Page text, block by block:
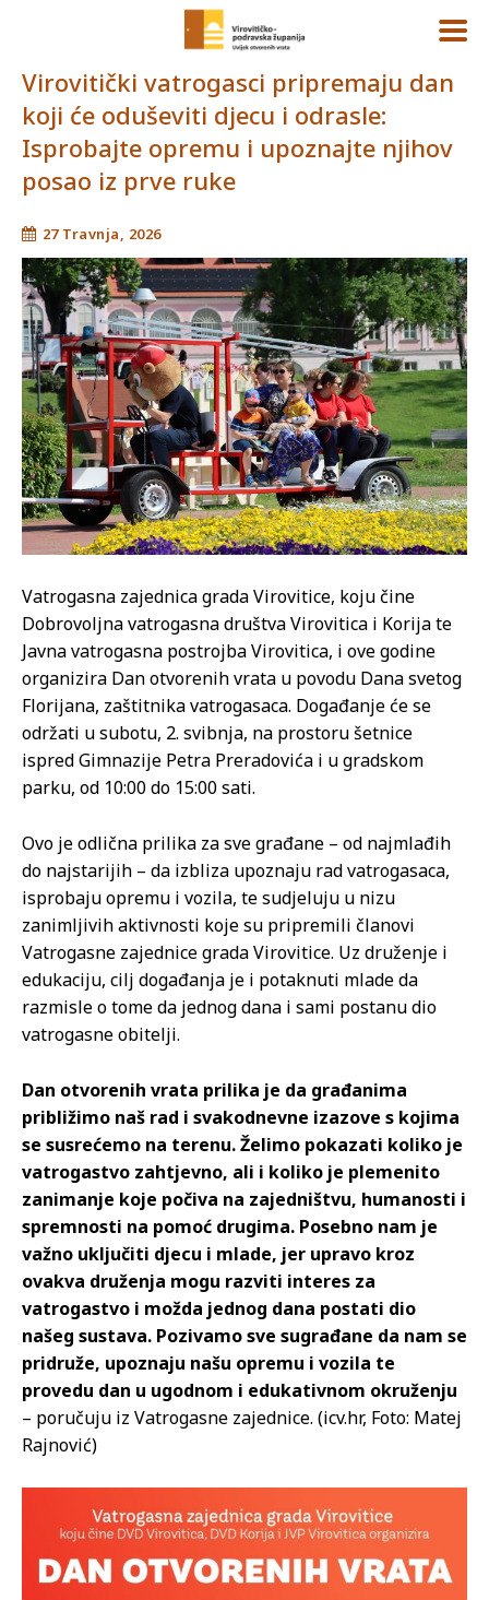
Virovitički vatrogasci pripremaju dan
koji će oduševiti djecu i odrasle:
Isprobajte opremu i upoznajte njihov
posao iz prve ruke
27 Travnja, 2026
Vatrogasna zajednica grada Virovitice, koju čine
Dobrovoljna vatrogasna društva Virovitica i Korija te
Javna vatrogasna postrojba Virovitica, i ove godine
organizira Dan otvorenih vrata u povodu Dana svetog
Florijana, zaštitnika vatrogasaca. Događanje će se
održati u subotu, 2. svibnja, na prostoru šetnice
ispred Gimnazije Petra Preradovića i u gradskom
parku, od 10:00 do 15:00 sati.
Ovo je odlična prilika za sve građane – od najmlađih
do najstarijih – da izbliza upoznaju rad vatrogasaca,
isprobaju opremu i vozila, te sudjeluju u nizu
zanimljivih aktivnosti koje su pripremili članovi
Vatrogasne zajednice grada Virovitice. Uz druženje i
edukaciju, cilj događanja je i potaknuti mlade da
razmisle o tome da jednog dana i sami postanu dio
vatrogasne obitelji.
Dan otvorenih vrata prilika je da građanima
približimo naš rad i svakodnevne izazove s kojima
se susrećemo na terenu. Želimo pokazati koliko je
vatrogastvo zahtjevno, ali i koliko je plemenito
zanimanje koje počiva na zajedništvu, humanosti i
spremnosti na pomoć drugima. Posebno nam je
važno uključiti djecu i mlade, jer upravo kroz
ovakva druženja mogu razviti interes za
vatrogastvo i možda jednog dana postati dio
našeg sustava. Pozivamo sve sugrađane da nam se
pridruže, upoznaju našu opremu i vozila te
provedu dan u ugodnom i edukativnom okruženju
– poručuju iz Vatrogasne zajednice. (icv.hr, Foto: Matej
Rajnović)